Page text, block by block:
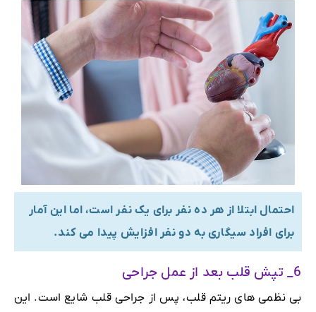
احتمال ابتلا از هر ده نفر برای یک نفر است، اما این آمار
برای افراد سیگاری به دو نفر افزایش پیدا می کند.
6_ تپش قلب بعد از عمل جراحی
بی نظمی های ریتم قلب، پس از جراحی قلب شایع است. این